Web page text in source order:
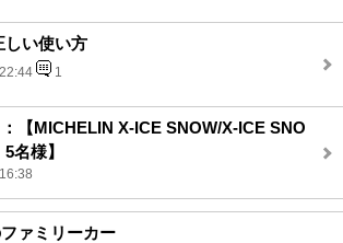
しい使い方
1
【MICHELIN X-ICE SNOW/X-ICE SNO
名様】
ァミリーカー